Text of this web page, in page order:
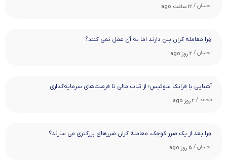
احسان / 12 ساعت ago
چرا معامله ‌گران پلن دارند اما به آن عمل نمی ‌کنند؟
احسان / 4 روز ago
آشنایی با فرانک سوئیس؛ از ثبات مالی تا فرصت‌های سرمایه‌گذاری
محمد / 4 روز ago
چرا بعد از یک ضرر کوچک، معامله‌ گران ضررهای بزرگتری می ‌سازند؟
احسان / 5 روز ago